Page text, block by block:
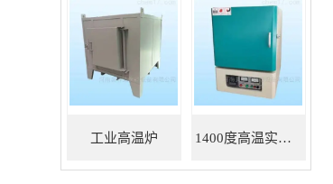
工业高温炉 1400度高温实验炉